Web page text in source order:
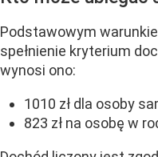
Podstawowym
spełnienie kryterium
wynosi ono:
1010 zł dla osoby
823 zł na osobę w